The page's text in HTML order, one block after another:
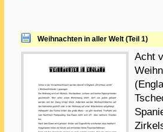
Weihnachten in aller Welt (Teil 1)
Acht